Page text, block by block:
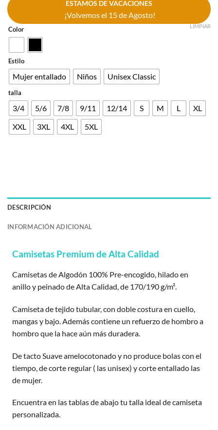
ESTAMOS DE VACACIONES
¡Volvemos el 15 de Agosto!
Color
Estilo
Mujer entallado Niños Unisex Classic
talla
3/4 5/6 7/8 9/11 12/14 S M L
XL
XXL
3XL 4XL 5XL
LIMPIAR
DESCRIPCIÓN
INFORMACIÓN ADICIONAL
Camisetas Premium de Alta Calidad
Camisetas de Algodón 100% Pre-encogido, hilado en
anillo y peinado de Alta Calidad, de 170/190 g/m².
Camiseta de tejido tubular, con doble costura en cuello,
mangas y bajo. Además contiene un refuerzo de hombro a
hombro que la hace aún más duradera.
De tacto Suave amelocotonado y no produce bolas con el
tiempo, de corte regular ( las unisex) y corte entallado las
de mujer.
Encuentra en las tablas de abajo tu talla ideal de camiseta
personalizada.